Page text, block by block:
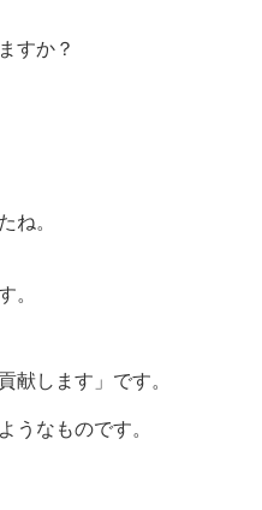
すか？
。
献します」です。
なものです。